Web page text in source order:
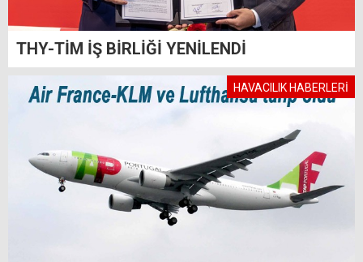
THY-TİM İŞ BİRLİĞİ YENİLENDİ
HAVACILIK HABERLERİ